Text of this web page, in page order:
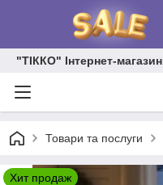
"ТІККО" Інтернет-магазин
Товари та послуги
Хит продаж